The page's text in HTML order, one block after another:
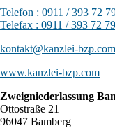
Telefon : 0911 / 393 72
Telefax : 0911 / 393 72
kontakt@kanzlei-bzp.com
www.kanzlei-bzp.com
Zweigniederlassung
Ottostraße 21
96047 Bamberg